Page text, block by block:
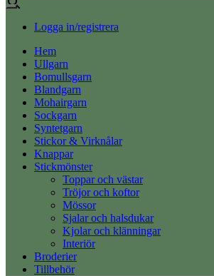
Logga in/registrera
Hem
Ullgarn
Bomullsgarn
Blandgarn
Mohairgarn
Sockgarn
Syntetgarn
Stickor & Virknålar
Knappar
Stickmönster
Toppar och västar
Tröjor och koftor
Mössor
Sjalar och halsdukar
Kjolar och klänningar
Interiör
Broderier
Tillbehör